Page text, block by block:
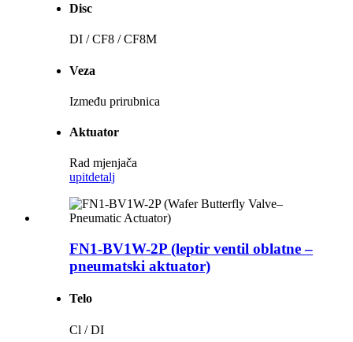
Disc
DI / CF8 / CF8M
Veza
Između prirubnica
Aktuator
Rad mjenjača
upitdetalj
FN1-BV1W-2P (leptir ventil oblatne –
pneumatski aktuator)
Telo
Cl / DI